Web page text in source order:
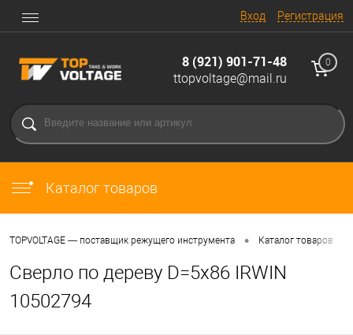
Вход Регистрация
8 (921) 901-71-48
ttopvoltage@mail.ru
0
Каталог товаров
TOPVOLTAGE — поставщик режущего инструмента • Каталог товаров
Сверло по дереву D=5x86 IRWIN
10502794